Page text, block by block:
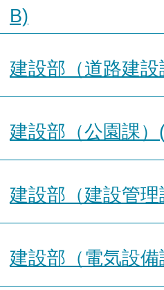
B)
建設部（道路建
建設部（公園課
建設部（建設管
建設部（電気設